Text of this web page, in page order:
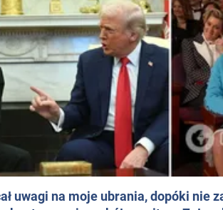
uwagi na moje ubrania, dopóki nie